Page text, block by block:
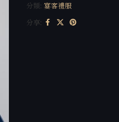
分類: 宴客禮服
分享: